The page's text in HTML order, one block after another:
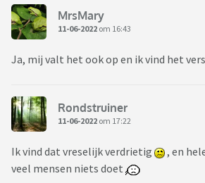
MrsMary
11-06-2022 om 16:43
Ja, mij valt het ook op en ik vind het
Rondstruiner
11-06-2022 om 17:22
Ik vind dat vreselijk verdrietig
, en
veel mensen niets doet